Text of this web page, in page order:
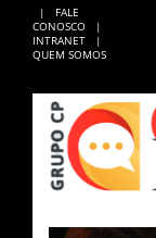
|
FALE
CONOSCO
|
INTRANET
|
QUEM SOMOS